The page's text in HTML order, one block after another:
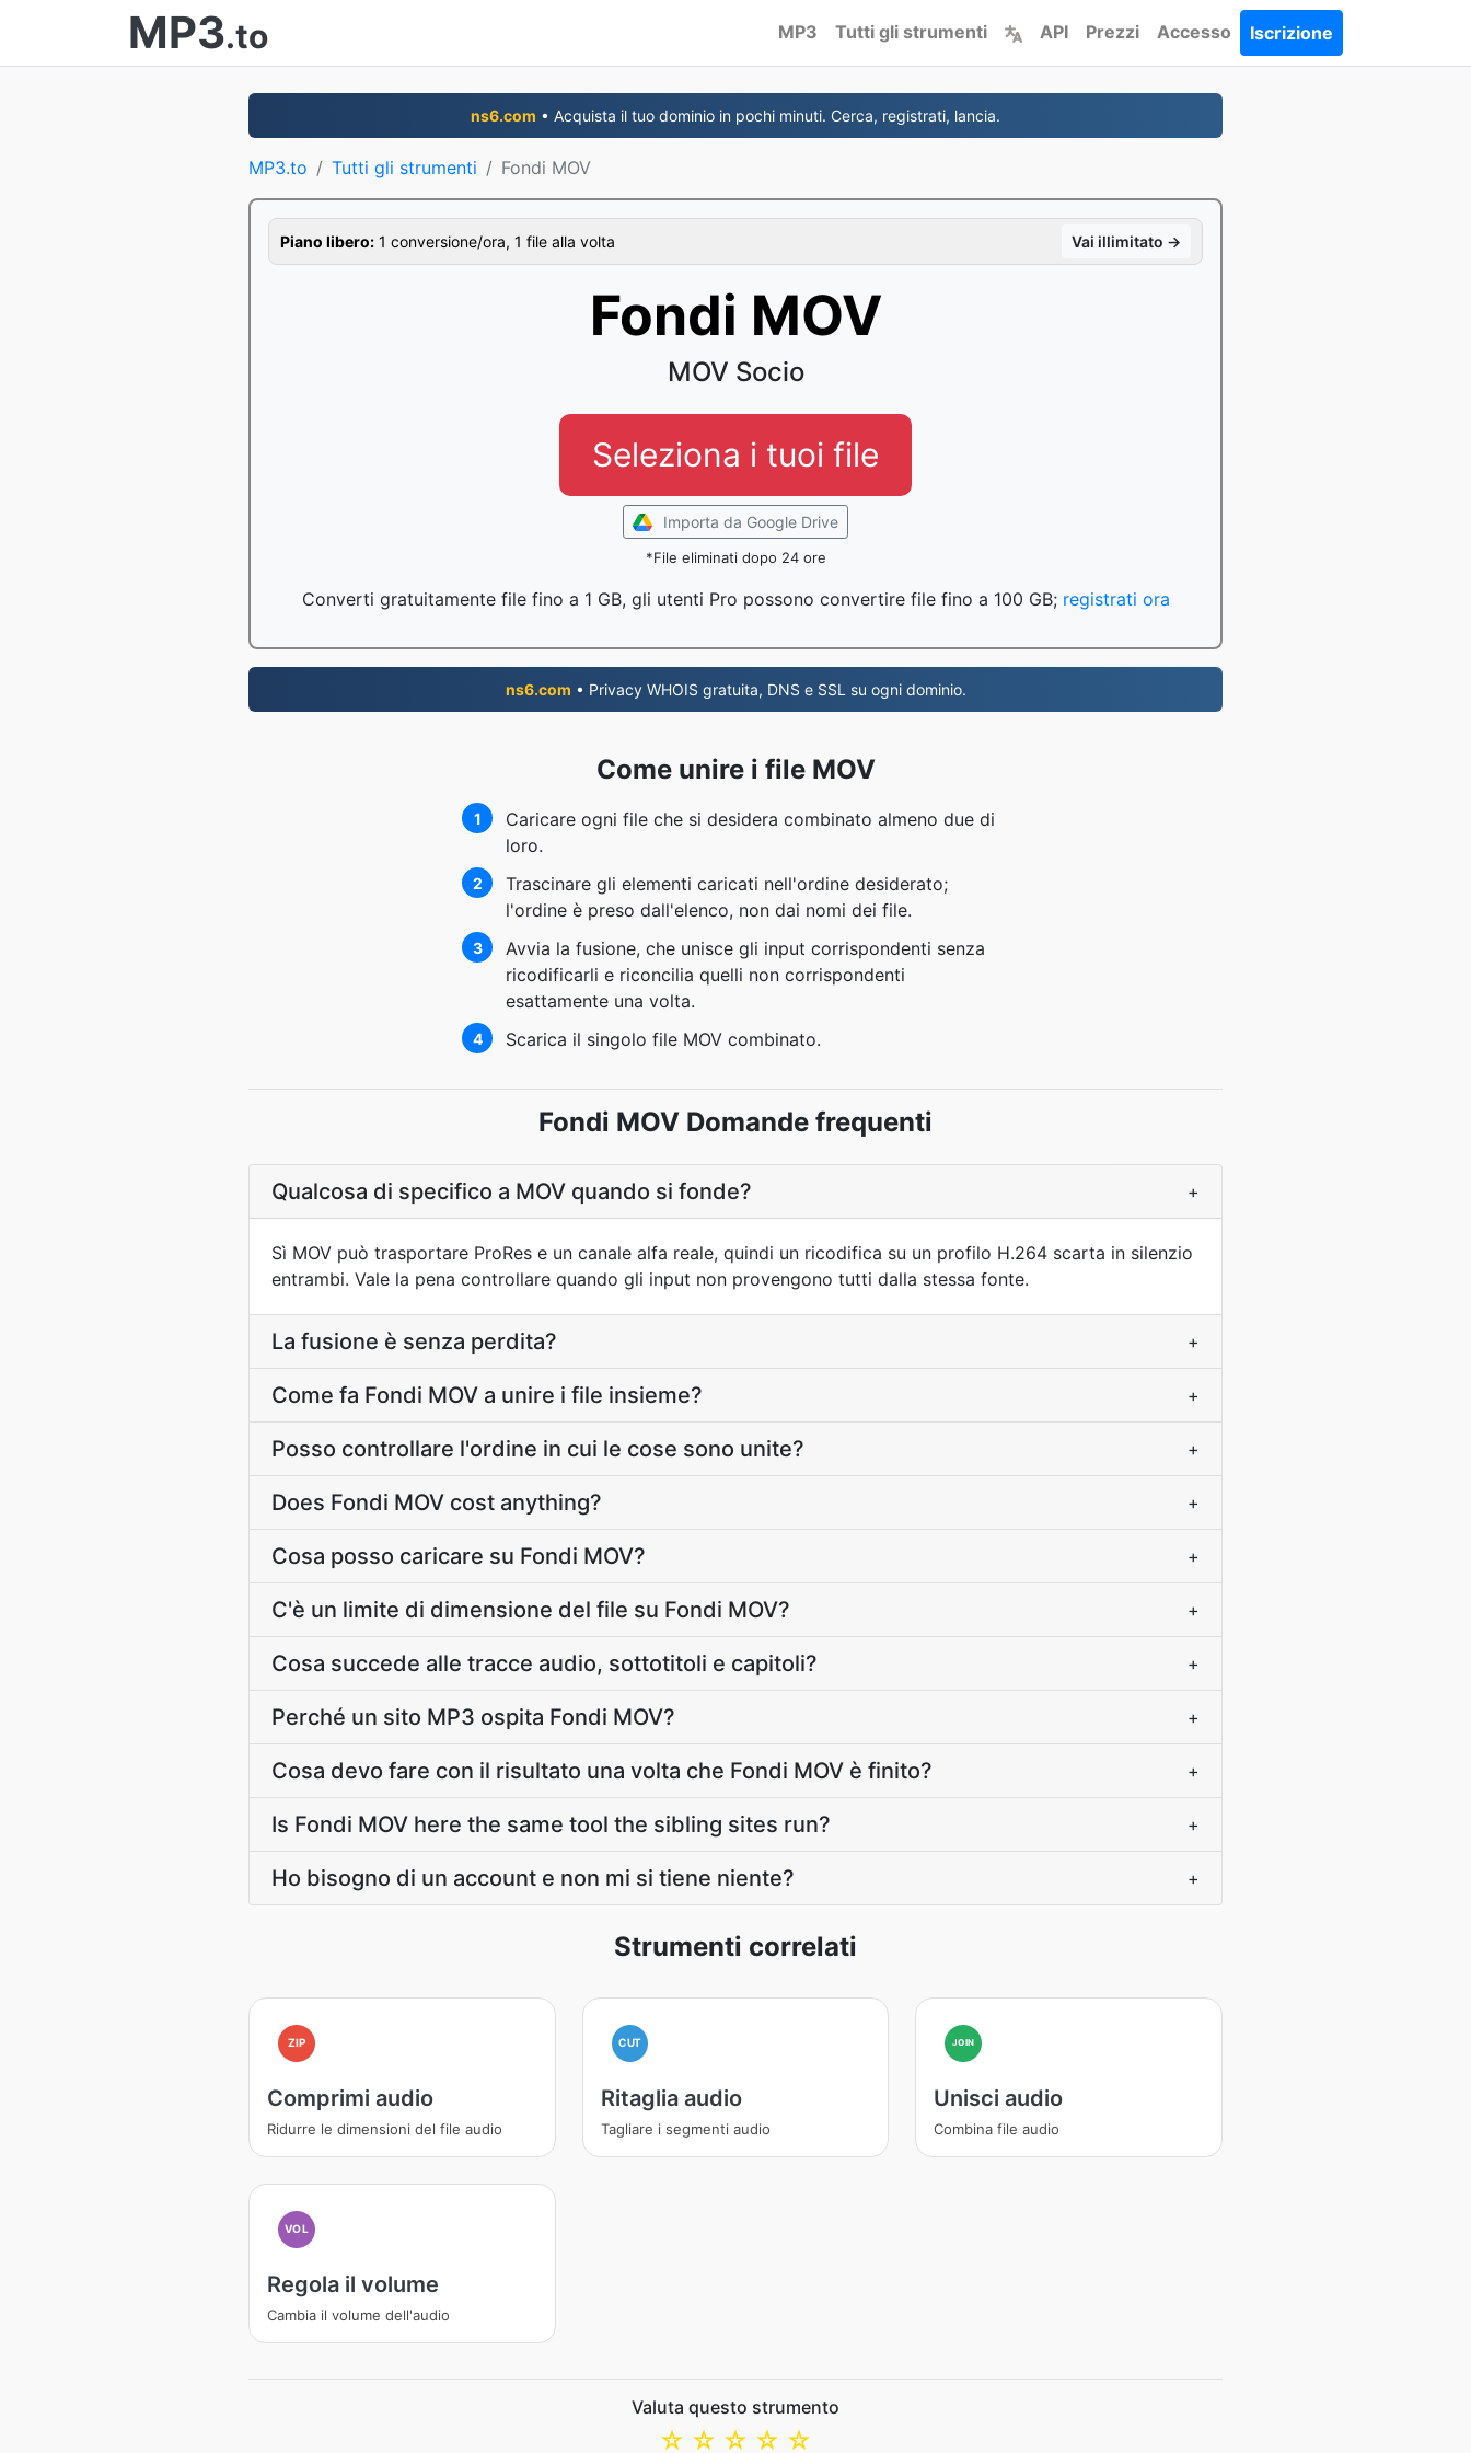
MP3.to MP3 Tutti gli strumenti API Prezzi Accesso Iscrizione
ns6.com • Acquista il tuo dominio in pochi minuti. Cerca, registrati, lancia.
MP3.to Tutti gli strumenti Fondi MOV
Piano libero: 1 conversione/ora, 1 file alla volta Vai illimitato →
Fondi MOV
MOV Socio
Seleziona i tuoi file
Importa da Google Drive
*File eliminati dopo 24 ore
Converti gratuitamente file fino a 1 GB, gli utenti Pro possono convertire file fino a 100 GB; registrati ora
ns6.com • Privacy WHOIS gratuita, DNS e SSL su ogni dominio.
Come unire i file MOV
1
Caricare ogni file che si desidera combinato almeno due di
loro.
2
Trascinare gli elementi caricati nell'ordine desiderato;
l'ordine è preso dall'elenco, non dai nomi dei file.
3
Avvia la fusione, che unisce gli input corrispondenti senza
ricodificarli e riconcilia quelli non corrispondenti
esattamente una volta.
4 Scarica il singolo file MOV combinato.
Fondi MOV Domande frequenti
Qualcosa di specifico a MOV quando si fonde? +
Sì MOV può trasportare ProRes e un canale alfa reale, quindi un ricodifica su un profilo H.264 scarta in silenzio
entrambi. Vale la pena controllare quando gli input non provengono tutti dalla stessa fonte.
La fusione è senza perdita? +
Come fa Fondi MOV a unire i file insieme? +
Posso controllare l'ordine in cui le cose sono unite? +
Does Fondi MOV cost anything? +
Cosa posso caricare su Fondi MOV? +
C'è un limite di dimensione del file su Fondi MOV? +
Cosa succede alle tracce audio, sottotitoli e capitoli? +
Perché un sito MP3 ospita Fondi MOV? +
Cosa devo fare con il risultato una volta che Fondi MOV è finito? +
Is Fondi MOV here the same tool the sibling sites run? +
Ho bisogno di un account e non mi si tiene niente? +
Strumenti correlati
ZIP
Comprimi audio
Ridurre le dimensioni del file audio
CUT
Ritaglia audio
Tagliare i segmenti audio
JOIN
Unisci audio
Combina file audio
VOL
Regola il volume
Cambia il volume dell'audio
Valuta questo strumento
☆
☆
☆
☆
☆